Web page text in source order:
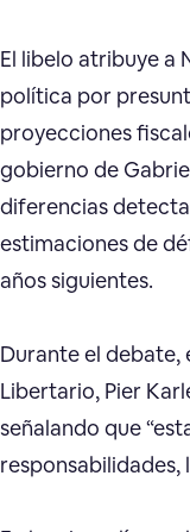
El libelo atribuye a
política por
proyecciones
gobierno de
diferencias
estimaciones de
años siguientes.
Durante el debate,
Libertario, Pier
señalando que
responsabilidades,